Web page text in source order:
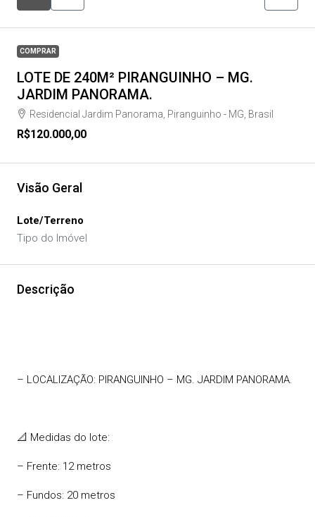
COMPRAR
LOTE DE 240M² PIRANGUINHO – MG.
JARDIM PANORAMA.
Residencial Jardim Panorama, Piranguinho - MG, Brasil
R$120.000,00
Visão Geral
Lote/Terreno
Tipo do Imóvel
Descrição
– LOCALIZAÇÃO: PIRANGUINHO – MG. JARDIM PANORAMA.
📐 Medidas do lote:
– Frente: 12 metros
– Fundos: 20 metros